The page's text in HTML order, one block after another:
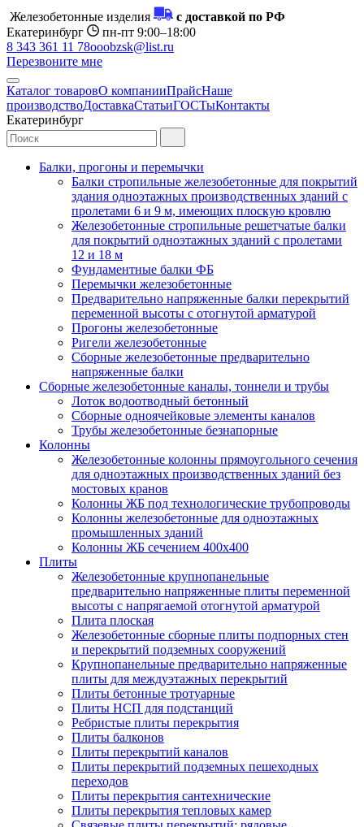
Железобетонные изделия
с доставкой по РФ
Екатеринбург
пн-пт 9:00–18:00
8 343 361 11 78ooobzsk@list.ru
Перезвоните мне
Каталог товаровО компанииПрайсНаше
производствоДоставкаСтатьиГОСТыКонтакты
Екатеринбург
Балки, прогоны и перемычки
Балки стропильные железобетонные для покрытий
здания одноэтажных производственных зданий с
пролетами 6 и 9 м, имеющих плоскую кровлю
Железобетонные стропильные решетчатые балки
для покрытий одноэтажных зданий с пролетами
12 и 18 м
Фундаментные балки ФБ
Перемычки железобетонные
Предварительно напряженные балки перекрытий
переменной высоты с отогнутой арматурой
Прогоны железобетонные
Ригели железобетонные
Сборные железобетонные предварительно
напряженные балки
Сборные железобетонные каналы, тоннели и трубы
Лоток водоотводный бетонный
Сборные одноячейковые элементы каналов
Трубы железобетонные безнапорные
Колонны
Железобетонные колонны прямоугольного сечения
для одноэтажных производственных зданий без
мостовых кранов
Колонны ЖБ под технологические трубопроводы
Колонны железобетонные для одноэтажных
промышленных зданий
Колонны ЖБ сечением 400х400
Плиты
Железобетонные крупнопанельные
предварительно напряженные плиты переменной
высоты с напрягаемой отогнутой арматурой
Плита плоская
Железобетонные сборные плиты подпорных стен
и перекрытий подземных сооружений
Крупнопанельные предварительно напряженные
плиты для междуэтажных перекрытий
Плиты бетонные тротуарные
Плиты НСП для подстанций
Ребристые плиты перекрытия
Плиты балконов
Плиты перекрытий каналов
Плиты перекрытий подземных пешеходных
переходов
Плиты перекрытия сантехнические
Плиты перекрытия тепловых камер